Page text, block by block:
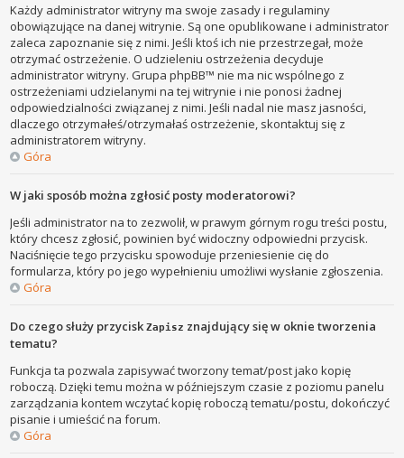
Każdy administrator witryny ma swoje zasady i regulaminy
obowiązujące na danej witrynie. Są one opublikowane i administrator
zaleca zapoznanie się z nimi. Jeśli ktoś ich nie przestrzegał, może
otrzymać ostrzeżenie. O udzieleniu ostrzeżenia decyduje
administrator witryny. Grupa phpBB™ nie ma nic wspólnego z
ostrzeżeniami udzielanymi na tej witrynie i nie ponosi żadnej
odpowiedzialności związanej z nimi. Jeśli nadal nie masz jasności,
dlaczego otrzymałeś/otrzymałaś ostrzeżenie, skontaktuj się z
administratorem witryny.
Góra
W jaki sposób można zgłosić posty moderatorowi?
Jeśli administrator na to zezwolił, w prawym górnym rogu treści postu,
który chcesz zgłosić, powinien być widoczny odpowiedni przycisk.
Naciśnięcie tego przycisku spowoduje przeniesienie cię do
formularza, który po jego wypełnieniu umożliwi wysłanie zgłoszenia.
Góra
Do czego służy przyciskZapisz znajdujący się w oknie tworzenia
tematu?
Funkcja ta pozwala zapisywać tworzony temat/post jako kopię
roboczą. Dzięki temu można w późniejszym czasie z poziomu panelu
zarządzania kontem wczytać kopię roboczą tematu/postu, dokończyć
pisanie i umieścić na forum.
Góra